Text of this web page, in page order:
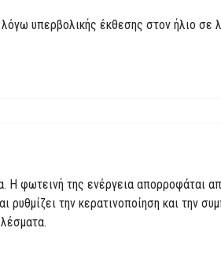
υπερβολικής έκθεσης στον ήλιο σε
Η φωτεινή της ενέργεια απορροφάται
την κερατινοποίηση και την